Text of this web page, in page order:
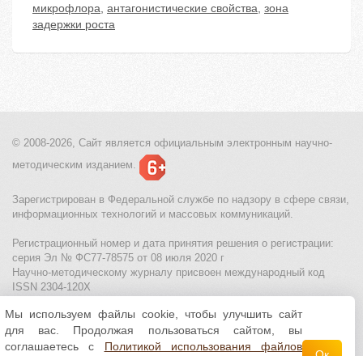
микрофлора, антагонистические свойства, зона
задержки роста
© 2008-2026, Сайт является официальным электронным научно-
методическим изданием.
Зарегистрирован в Федеральной службе по надзору в сфере связи,
информационных технологий и массовых коммуникаций.
Регистрационный номер и дата принятия решения о регистрации:
серия Эл № ФС77-78575 от 08 июля 2020 г
Научно-методическому журналу присвоен международный код
ISSN 2304-120X
МЦИТО|Школьные олимпиады и онлайн конкурсы для детей
Политика использования файлов cookie| Политика обработки и
защиты персональных данных
Мы используем файлы cookie, чтобы улучшить сайт
для вас. Продолжая пользоваться сайтом, вы
соглашаетесь с Политикой использования файлов